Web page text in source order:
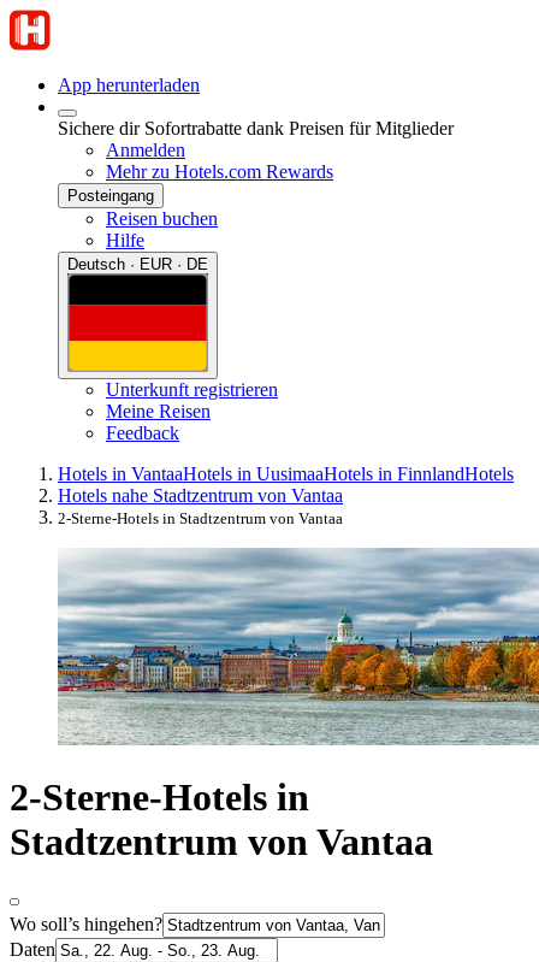
App herunterladen
Sichere dir Sofortrabatte dank Preisen für Mitglieder
Anmelden
Mehr zu Hotels.com Rewards
Posteingang
Reisen buchen
Hilfe
Deutsch · EUR · DE
Unterkunft registrieren
Meine Reisen
Feedback
Hotels in VantaaHotels in UusimaaHotels in FinnlandHotels
Hotels nahe Stadtzentrum von Vantaa
2-Sterne-Hotels in Stadtzentrum von Vantaa
2-Sterne-Hotels in
Stadtzentrum von Vantaa
Wo soll’s hingehen?
Daten